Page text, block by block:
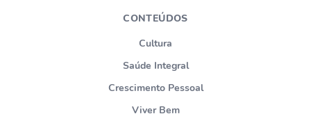
CONTEÚDOS
Cultura
Saúde Integral
Crescimento Pessoal
Viver Bem